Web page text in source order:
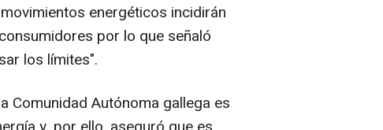
energéticos incidirán
por lo que señaló
los límites".
Comunidad Autónoma gallega es